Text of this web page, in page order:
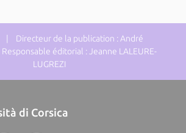
| Directeur de la publication : André
éditorial : Jeanne LALEURE-
LUGREZI
di Corsica